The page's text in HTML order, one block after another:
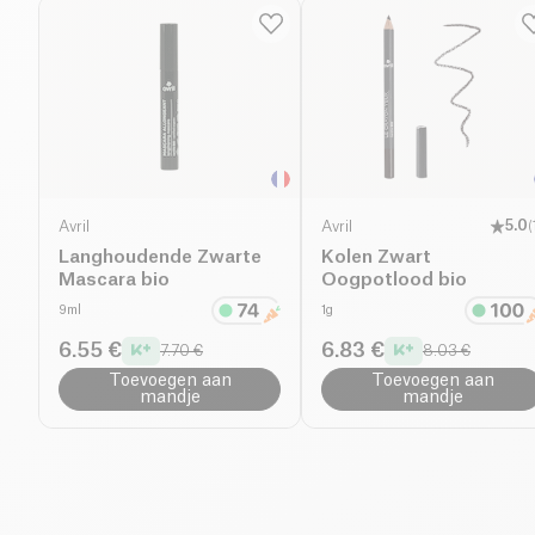
Avril
Langhoudende Zwarte
Mascara bio
9ml
6.55 € 7.70 €
Toevoegen aan
mandje
Avril 5.0(1
Kolen Zwart
Oogpotlood bio
1g
6.83 € 8.03 €
Toevoegen aan
mandje